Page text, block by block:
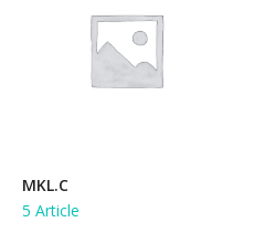
MKL.C
5 Article